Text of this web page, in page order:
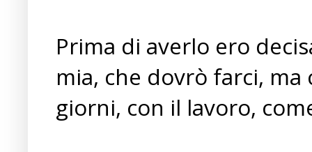
Prima di averlo ero
mia, che dovrò farci,
giorni, con il lavoro,